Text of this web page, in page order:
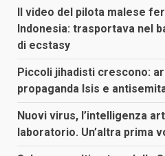
Il video del pilota malese
Indonesia: trasportava nel
di ecstasy
Piccoli jihadisti crescono:
propaganda Isis e
Nuovi virus, l’intelligenza
laboratorio. Un’altra prima